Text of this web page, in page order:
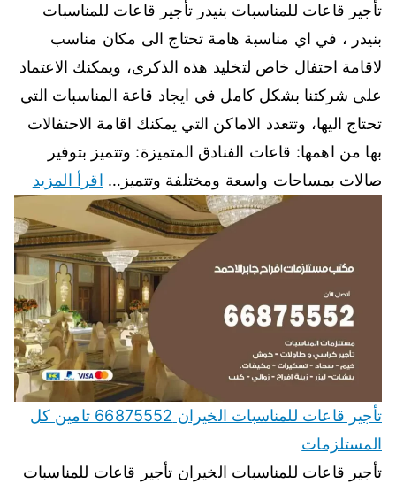
تأجير قاعات للمناسبات بنيدر تأجير قاعات للمناسبات
بنيدر ، في اي مناسبة هامة تحتاج الى مكان مناسب
لاقامة احتفال خاص لتخليد هذه الذكرى، ويمكنك الاعتماد
على شركتنا بشكل كامل في ايجاد قاعة المناسبات التي
تحتاج اليها، وتتعدد الاماكن التي يمكنك اقامة الاحتفالات
بها من اهمها: قاعات الفنادق المتميزة: وتتميز بتوفير
صالات بمساحات واسعة ومختلفة وتتميز… اقرأ المزيد
تأجير قاعات للمناسبات الخيران 66875552 تامين كل
المستلزمات
تأجير قاعات للمناسبات الخيران تأجير قاعات للمناسبات